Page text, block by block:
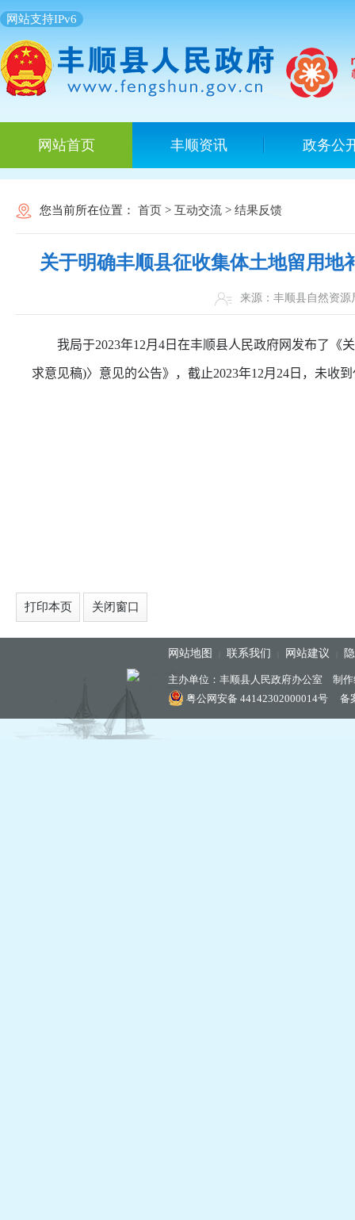
网站支持IPv6
网站首页 丰顺资讯 政务公
您当前所在位置： 首页 > 互动交流 > 结果反馈
关于明确丰顺县征收集体土地留用
来源：丰顺县自然
我局于2023年12月 4 日在丰顺县人民政府网发布了《
求意见稿)〉意见的公告》，截止2023年12月 24 日，未收
打印本页 关闭窗口
网站地图 联系我们 网站建议
主办单位：丰顺县人民政府办公室 制
粤公网安备 44142302000014号
备